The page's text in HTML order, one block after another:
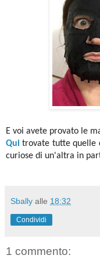
E voi avete provato le
Qui trovate tutte quelle
curiose di un'altra in
Sbally alle 18:32
Condividi
1 commento: